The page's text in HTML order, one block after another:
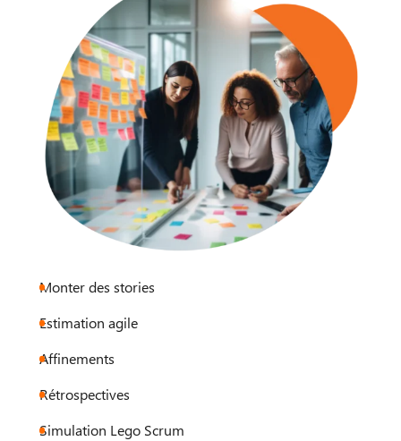
Monter des stories
Estimation agile
Affinements
Rétrospectives
Simulation Lego Scrum